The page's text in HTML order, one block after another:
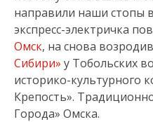
направили наши стопы
экспресс-электричка
Омск, на снова
Сибири» у Тобольских
историко-культурного
Крепость».
Города» Омска.